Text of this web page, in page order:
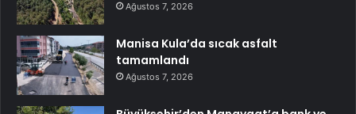
Ağustos 7, 2026
Manisa Kula’da sıcak asfalt
tamamlandı
Ağustos 7, 2026